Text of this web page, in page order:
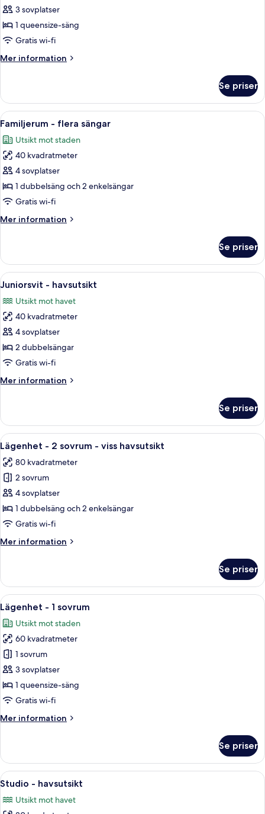
Deluxe
dubbelrum
3 sovplatser
1 queensize-säng
Gratis wi-fi
Mer information
Mer
dubbelrum
Se priser
Öppna
alla
foton
för
Familjerum
-
flera
En snyggt bäddad säng med ett
10
Familjerum - flera sängar
Utsikt mot staden
40 kvadratmeter
4 sovplatser
1 dubbelsäng och 2 enkelsängar
Gratis wi-fi
Mer information
Mer
-
flera
sängar
Se priser
Öppna
alla
foton
för
Juniorsvit
-
havsutsikt
En balkong med ett bord och stolar,
7
Juniorsvit - havsutsikt
Utsikt mot havet
40 kvadratmeter
4 sovplatser
2 dubbelsängar
Gratis wi-fi
Mer information
Mer
-
havsutsikt
Se priser
Öppna
alla
foton
för
Lägenhet
-
2
-
En snyggt bäddad säng med vita
13
Lägenhet - 2 sovrum - viss havsutsikt
80 kvadratmeter
2 sovrum
4 sovplatser
1 dubbelsäng och 2 enkelsängar
Gratis wi-fi
Mer information
Mer
-
sovrum
viss
havsutsikt
Se priser
Öppna
alla
foton
för
Lägenhet
-
1
sovrum
Ett modernt sovrum med en stor
7
Lägenhet - 1 sovrum
Utsikt mot staden
60 kvadratmeter
1 sovrum
3 sovplatser
1 queensize-säng
Gratis wi-fi
Mer information
Mer
-
sovrum
Se priser
Öppna
alla
foton
Ett hotellrum med en säng, en mörk
11
Studio - havsutsikt
Utsikt mot havet